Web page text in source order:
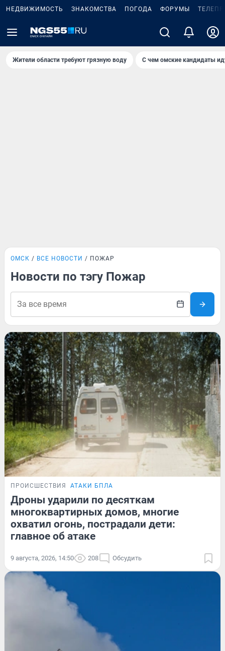
НЕДВИЖИМОСТЬ ЗНАКОМСТВА ПОГОДА ФОРУМЫ
Жители области требуют грязную воду С чем омские кандидаты
ОМСК ВСЕ НОВОСТИ ПОЖАР
Новости по тэгу Пожар
ПРОИСШЕСТВИЯ АТАКИ БПЛА
Дроны ударили по десяткам
многоквартирных домов, многие
охватил огонь, пострадали дети:
главное об атаке
9 августа, 2026, 14:50 208 Обсудить